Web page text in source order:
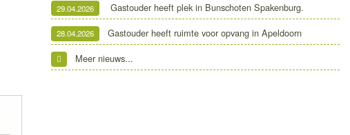
29.04.2026 Gastouder heeft plek in Bunschoten Spakenburg.
28.04.2026
Gastouder heeft ruimte voor opvang in Apeldoorn
Meer nieuws...